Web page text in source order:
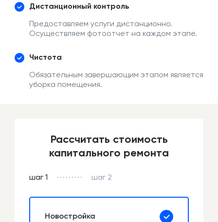
Дистанционный контроль
Предоставляем услуги дистанционно.
Осуществляем фотоотчет на каждом этапе.
Чистота
Обязательным завершающим этапом является
уборка помещения.
Рассчитать стоимость
капитального ремонта
шаг 1 шаг 2
Новостройка